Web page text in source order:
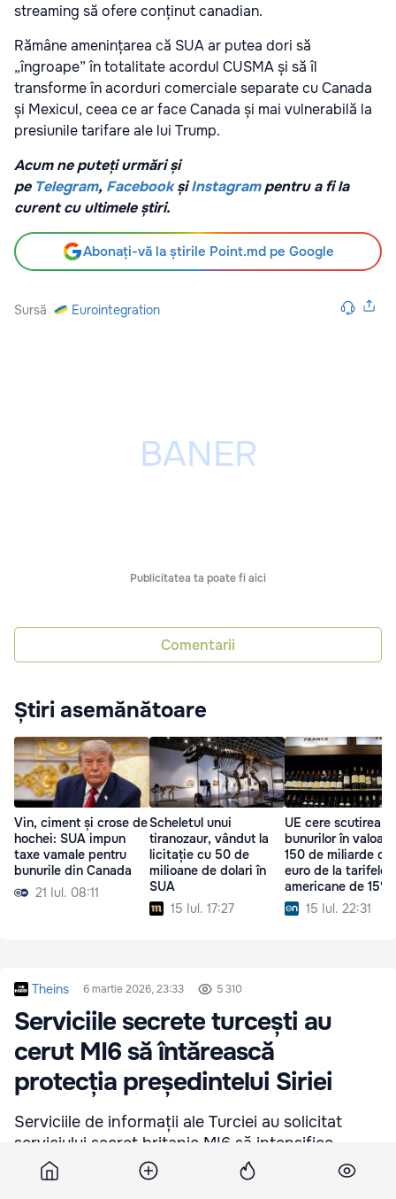
streaming să ofere conținut canadian.
Rămâne amenințarea că SUA ar putea dori să
„îngroape” în totalitate acordul CUSMA și să îl
transforme în acorduri comerciale separate cu Canada
și Mexicul, ceea ce ar face Canada și mai vulnerabilă la
presiunile tarifare ale lui Trump.
Acum ne puteți urmări și
pe Telegram, Facebook șiInstagrampentru a fi la
curent cu ultimele știri.
Abonați-vă la știrile Point.md pe Google
Sursă Eurointegration
Publicitatea ta poate fi aici
Comentarii
Știri asemănătoare
Vin, ciment și crose de
hochei: SUA impun
taxe vamale pentru
bunurile din Canada
21 Iul. 08:11
Scheletul unui
tiranozaur, vândut la
licitație cu 50 de
milioane de dolari în
SUA
15 Iul. 17:27
UE cere scutirea
bunurilor în
150 de miliarde de
euro de la tarifele
americane de 15%
15 Iul. 22:31
Theins 6 martie 2026, 23:33 5 310
Serviciile secrete turcești au
cerut MI6 să întărească
protecția președintelui Siriei
Serviciile de informații ale Turciei au solicitat
serviciului secret britanic MI6 să intensifice
protecția președintelui Siriei, Ahmed Aș-Șaraa,
deoarece în ultima perioadă au fost comise mai